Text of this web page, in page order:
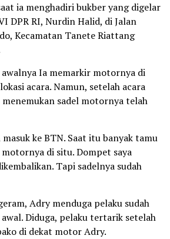
ia menghadiri bukber yang digelar
DPR RI, Nurdin Halid, di Jalan
Kecamatan Tanete Riattang
Ia memarkir motornya di
acara. Namun, setelah acara
sadel motornya telah
ke BTN. Saat itu banyak tamu
di situ. Dompet saya
Tapi sadelnya sudah
Adry menduga pelaku sudah
Diduga, pelaku tertarik setelah
di dekat motor Adry.